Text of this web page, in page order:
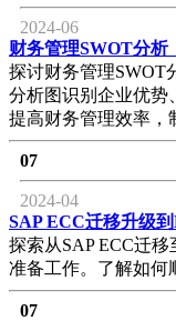
2024-06
财务管理SWOT分析
探讨财务管理SWOT
分析图识别企业优势
提高财务管理效率，
07
2024-04
SAP ECC迁移升级
探索从SAP ECC迁
准备工作。了解如何
07